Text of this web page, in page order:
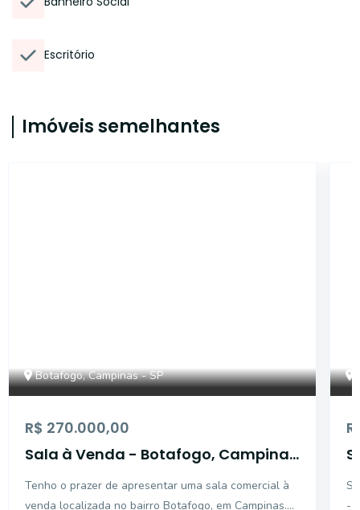
Escritório
Imóveis semelhantes
Botafogo, Campinas - SP
R$ 270.000,00
Sala à Venda - Botafogo, Campinas
Tenho o prazer de apresentar uma sala comercial à
venda localizada no bairro Botafogo, em Campinas.
-